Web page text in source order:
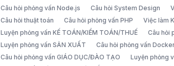
Câu hỏi phỏng vấn Node.js
Câu hỏi System Design
Câu hỏi thuật toán
Câu hỏi phỏng vấn PHP Việc làm
Luyện phỏng vấn KẾ TOÁN/KIỂM TOÁN/THUẾ
Câu hỏi
Luyện phỏng vấn SẢN XUẤT
Câu hỏi phỏng vấn
Câu hỏi phỏng vấn GIÁO DỤC/ĐÀO TẠO
Luyện phỏng